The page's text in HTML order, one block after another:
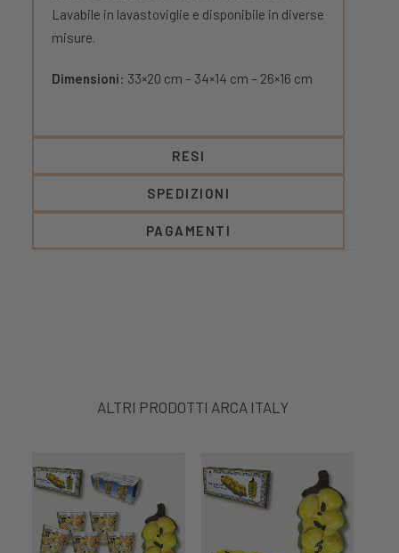
Lavabile in lavastoviglie e disponibile in diverse
misure.
Dimensioni: 33×20 cm – 34×14 cm – 26×16 cm
RESI
SPEDIZIONI
PAGAMENTI
ALTRI PRODOTTI ARCA ITALY